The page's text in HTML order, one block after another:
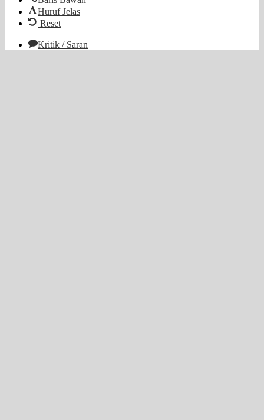
Huruf Jelas
Reset
Kritik / Saran